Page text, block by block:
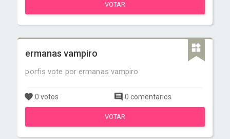
VOTAR
ermanas vampiro
porfis vote por ermanas vampiro
0 votos 0 comentarios
VOTAR